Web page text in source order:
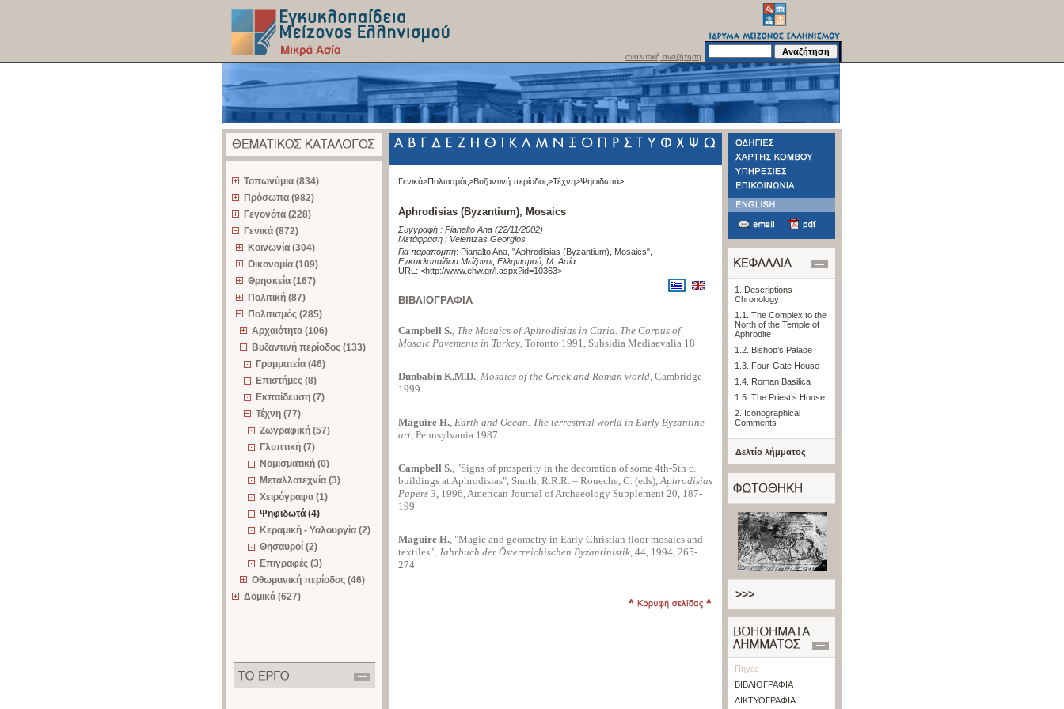
αναλυτική αναζήτηση
Τοπωνύμια (834)
Πρόσωπα (982)
Γεγονότα (228)
Γενικά (872)
Κοινωνία (304)
Οικονομία (109)
Θρησκεία (167)
Πολιτική (87)
Πολιτισμός (285)
Αρχαιότητα (106)
Βυζαντινή περίοδος (133)
Γραμματεία (46)
Επιστήμες (8)
Εκπαίδευση (7)
Τέχνη (77)
Ζωγραφική (57)
Γλυπτική (7)
Νομισματική (0)
Μεταλλοτεχνία (3)
Χειρόγραφα (1)
Ψηφιδωτά (4)
Κεραμική - Υαλουργία (2)
Θησαυροί (2)
Επιγραφές (3)
Οθωμανική περίοδος (46)
Δομικά (627)
Γενικά>Πολιτισμός>Βυζαντινή περίοδος>Τέχνη>Ψηφιδωτά>
Aphrodisias (Byzantium), Mosaics
Συγγραφή : Pianalto Ana (22/11/2002)
Μετάφραση : Velentzas Georgios
Για παραπομπή: Pianalto Ana, "Aphrodisias (Byzantium), Mosaics"
Εγκυκλοπαίδεια Μείζονος Ελληνισμού, Μ. Ασία
URL: <http://www.ehw.gr/l.aspx?id=10363>
ΒΙΒΛΙΟΓΡΑΦΙΑ
Campbell S., The Mosaics of Aphrodisias in Caria. The Corpus of
Mosaic Pavements in Turkey, Toronto 1991, Subsidia Mediaevalia 18
Dunbabin K.M.D., Mosaics of the Greek and Roman world, Cambridge
1999
Maguire H., Earth and Ocean. The terrestrial world in Early Byzantine
art, Pennsylvania 1987
Campbell S., "Signs of prosperity in the decoration of some 4th-5th c.
buildings at Aphrodisias", Smith, R.R.R. – Roueche, C. (eds),Aphrodisias
Papers 3, 1996, American Journal of Archaeology Supplement 20, 187-
199
Maguire H., "Magic and geometry in Early Christian floor mosaics and
textiles", Jahrbuch der Österreichischen Byzantinistik, 44, 1994, 265-
274
1. Descriptions –
Chronology
1.1. The Complex to the
North of the Temple of
Aphrodite
1.2. Bishop’s Palace
1.3. Four-Gate House
1.4. Roman Basilica
1.5. The Priest’s House
2. Iconographical
Comments
Δελτίο λήμματος
>>>
Πηγές
ΒΙΒΛΙΟΓΡΑΦΙΑ
ΔΙΚΤΥΟΓΡΑΦΙΑ